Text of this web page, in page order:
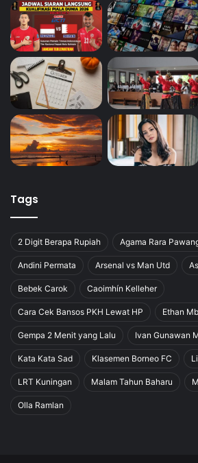
Tags
2 Digit Berapa Rupiah Agama Rara
Andini Permata Arsenal vs Man Utd
Bebek Carok Caoimhín Kelleher
Cara Cek Bansos PKH Lewat HP Ethan
Gempa 2 Menit yang Lalu Ivan Gunawan
Kata Kata Sad Klasemen Borneo FC
LRT Kuningan Malam Tahun Baharu
Olla Ramlan